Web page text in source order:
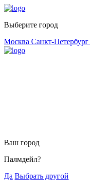
Выберите город
Москва Санкт-Петербург
Ваш город
Палмдейл?
Да Выбрать другой